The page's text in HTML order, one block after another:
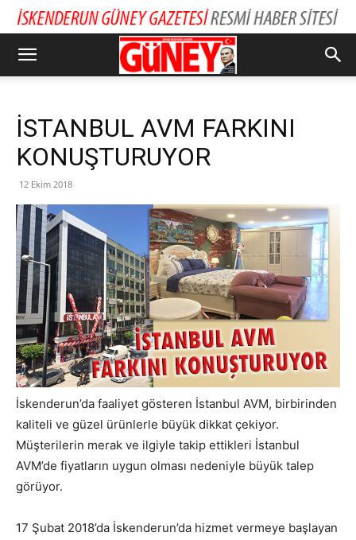
İSTANBUL AVM FARKINI
KONUŞTURUYOR
12 Ekim 2018
İskenderun’da faaliyet gösteren İstanbul AVM, birbirinden
kaliteli ve güzel ürünlerle büyük dikkat çekiyor.
Müşterilerin merak ve ilgiyle takip ettikleri İstanbul
AVM’de fiyatların uygun olması nedeniyle büyük talep
görüyor.
17 Şubat 2018’da İskenderun’da hizmet vermeye başlayan